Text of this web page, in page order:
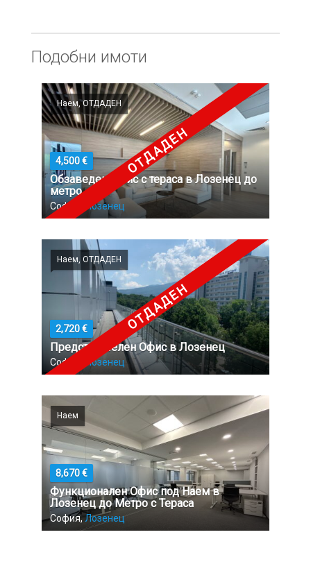
Подобни имоти
Наем, ОТДАДЕН
ОТДАДЕН
4,500 €
Обзаведен Офис с тераса в Лозенец до
метро
София, Лозенец
Наем, ОТДАДЕН
ОТДАДЕН
2,720 €
Представителен Офис в Лозенец
София, Лозенец
Наем
8,670 €
Функционален Офис под Наем в
Лозенец до Метро с Тераса
София,Лозенец